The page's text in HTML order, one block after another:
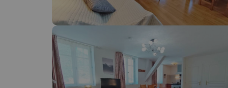
Vaja! Sembla que el nostre cercador ha